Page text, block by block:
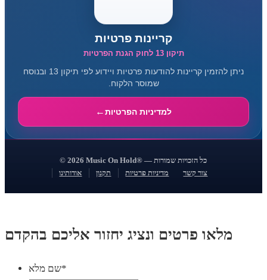
קריינות פרטיות
תיקון 13 לחוק הגנת הפרטיות
ניתן להזמין קריינות להודעות פרטיות ויידוע לפי תיקון 13 ובנוסח
שמוסר הלקוח.
למדיניות הפרטיות
© 2026 Music On Hold® — כל הזכויות שמורות
אודותינו
תקנון מדיניות פרטיות צור קשר
מלאו פרטים ונציג יחזור אליכם בהקדם
שם מלא*